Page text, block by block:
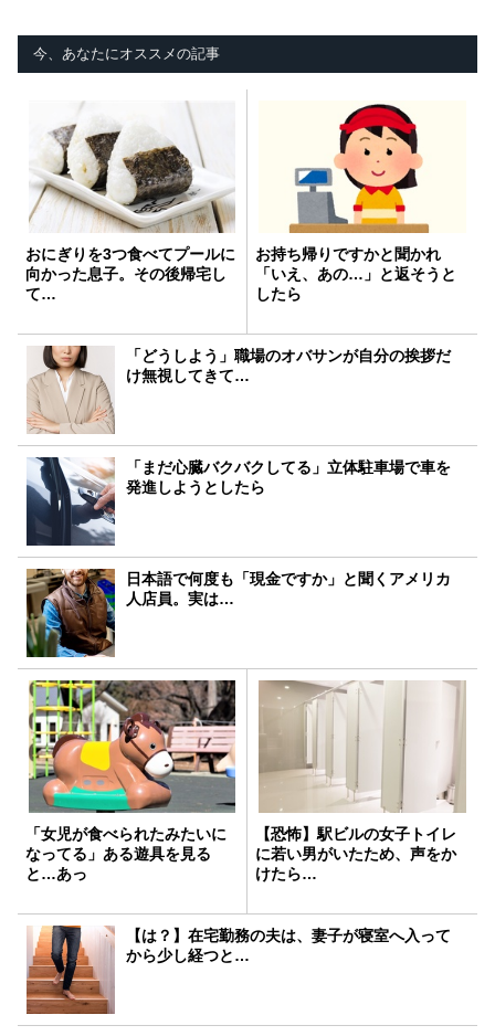
今、あなたにオススメの記事
おにぎりを3つ食べてプールに
向かった息子。その後帰宅し
て…
お持ち帰りですかと聞かれ
「いえ、あの…」と返そうと
したら
「どうしよう」職場のオバサンが自分の挨拶だ
け無視してきて…
「まだ心臓バクバクしてる」立体駐車場で車を
発進しようとしたら
日本語で何度も「現金ですか」と聞くアメリカ
人店員。実は…
「女児が食べられたみたいに
なってる」ある遊具を見る
と…あっ
【恐怖】駅ビルの女子トイレ
に若い男がいたため、声をか
けたら…
【は？】在宅勤務の夫は、妻子が寝室へ入って
から少し経つと…